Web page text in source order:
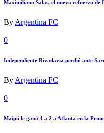
Maximiliano Salas, el nuevo refuerzo de
By Argentina FC
0
Independiente Rivadavia perdió ante
By Argentina FC
0
Maipú le ganó 4 a 2 a Atlanta en la